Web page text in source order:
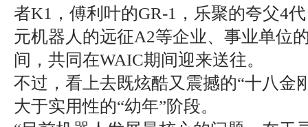
者K1，傅利叶的GR-1，乐聚的夸父4
元机器人的远征A2等企业、事业单位
间，共同在WAIC期间迎来送往。
不过，看上去既炫酷又震撼的“十八金
大于实用性的“幼年”阶段。